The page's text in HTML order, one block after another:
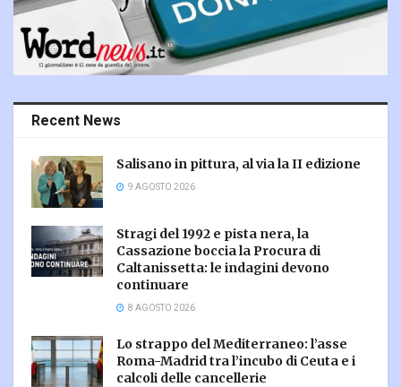
Recent News
Salisano in pittura, al via la II edizione
9 AGOSTO 2026
Stragi del 1992 e pista nera, la
Cassazione boccia la Procura di
Caltanissetta: le indagini devono
continuare
8 AGOSTO 2026
Lo strappo del Mediterraneo: l’asse
Roma-Madrid tra l’incubo di Ceuta e i
calcoli delle cancellerie